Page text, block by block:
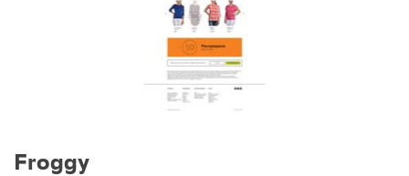
Froggy